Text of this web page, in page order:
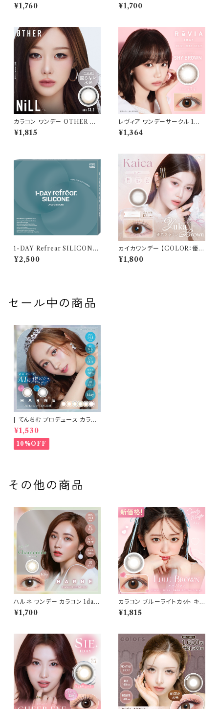
OR：ブリスオーラ】1箱 10枚入
ワナフ ワンデー キムミンジュ K
レンズ
¥1,760
り【COLOR：タルトタタン】 白石
麻衣（まいやん） イメージモデ
ンタクトレンズ
¥1,700
カラコン ワンデー OTHER ア
ザー 【COLOR：NiLL - ニル
(ブラウン)】NEWデビュー 1day
度あり 度なし 水光レンズ 固定
¥1,815
レヴィア ワンデーサークル 1箱1
0枚入 【COLOR：シャイブラウ
ン】14.1mm ReVIA 1day CIR
¥1,364
1-DAY Refrear SILICONE
UV W-Moisture （ワンデーリ
フレア シリコーン ユーブイ ダブ
¥2,500
カイカワンデー 【COLOR：優花
ブラウン】 1箱10枚 14.2mm 度
なし 度あり 中野恵那 カラコン
¥1,800
セール中の商品
[ てんちむ プロデュース カラコ
ン ] HARNE (ハルネ) ワンデー
1day 10枚入り （当日発送） 1da
y
¥1,530
10%OFF
その他の商品
ハルネ ワンデー カラコン 1day
【COLOR：カモミール】1箱10枚
14.1mm てんちむ 度なし 度あ
明感 高含水 大人 ナチュラル 色
っぽ 色素薄い系 盛れる ブルー
ヘーゼル ベージュ ブラウン 1日
使い捨て
¥1,700
カラコン ブルーライトカット キャ
ンディーマジック ワンデー 【CO
LOR：ルルブラウン】1箱10枚 度
ン コンタクトレンズ
¥1,815